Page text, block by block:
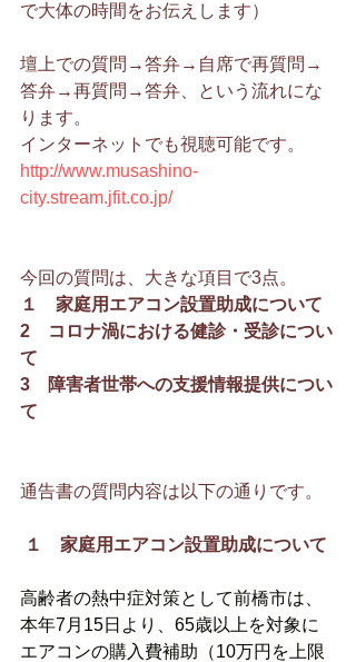
で大体の時間をお伝えします）
壇上での質問→答弁→自席で再質問→
答弁→再質問→答弁、という流れにな
ります。
インターネットでも視聴可能です。
http://www.musashino-
city.stream.jfit.co.jp/
今回の質問は、大きな項目で3点。
１　家庭用エアコン設置助成について
2　コロナ渦における健診・受診につい
て
3　障害者世帯への支援情報提供につい
て
通告書の質問内容は以下の通りです。
１　家庭用エアコン設置助成について
高齢者の熱中症対策として前橋市は、
本年7月15日より、65歳以上を対象に
エアコンの購入費補助（10万円を上限